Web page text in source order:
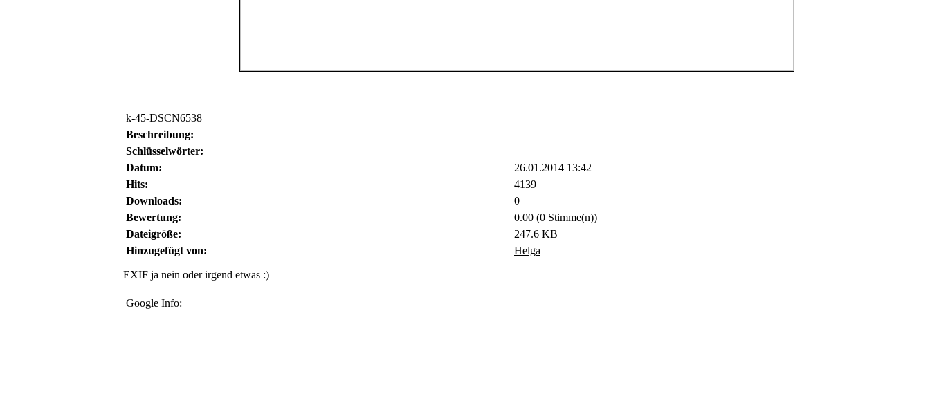
k-45-DSCN6538
Beschreibung:
Schlüsselwörter:
Datum:
26.01.2014 13:42
Hits:
4139
Downloads:
0
Bewertung:
0.00 (0 Stimme(n))
Dateigröße:
247.6 KB
Hinzugefügt von:
Helga
EXIF ja nein oder irgend etwas :)
Google Info: